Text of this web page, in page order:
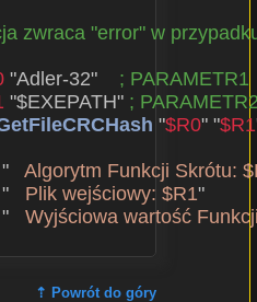
zwraca "error" w
"Adler-32" ; PARAMETR1
"$EXEPATH" ;
"$R0" "$R1
" Algorytm Funkcji Skrótu:
" Plik wejściowy: $R1"
" Wyjściowa wartość
⇡ Powrót do góry